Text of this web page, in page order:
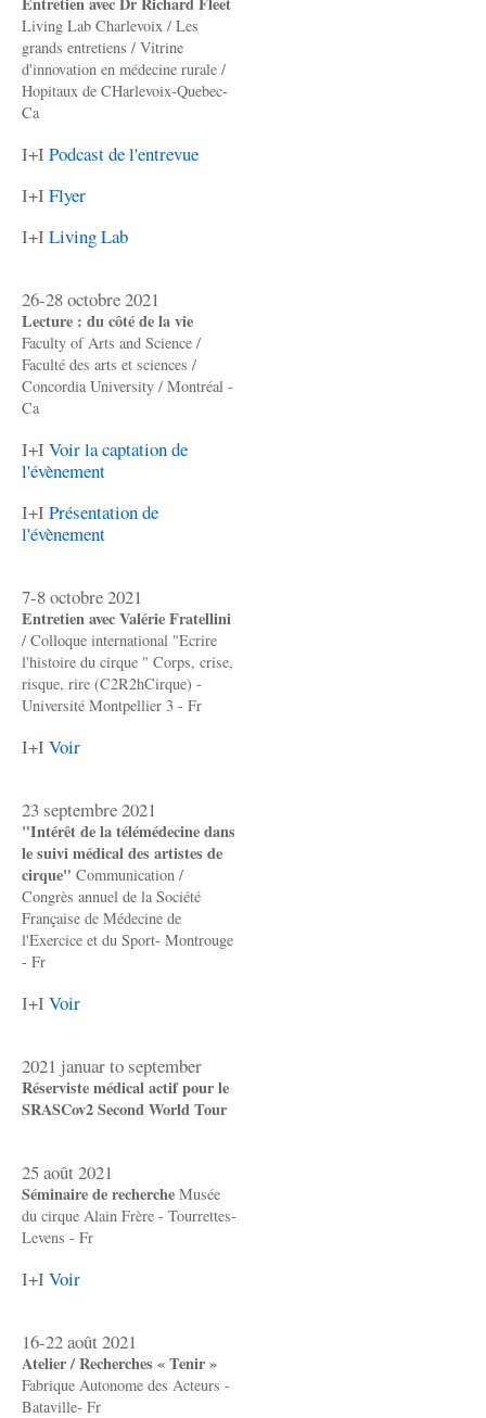
Living Lab Charlevoix / Les
grands entretiens / Vitrine
d'innovation en médecine rurale /
Hopitaux de CHarlevoix-Quebec-
Ca
I+I Podcast de l'entrevue
I+I Flyer
I+I Living Lab
26-28 octobre 2021
Lecture : du côté de la vie
Faculty of Arts and Science /
Faculté des arts et sciences /
Concordia University / Montréal -
Ca
I+I Voir la captation de
l'évènement
I+I Présentation de
l'évènement
7-8 octobre 2021
Entretien avec Valérie Fratellini
/ Colloque international "Ecrire
l'histoire du cirque " Corps, crise,
risque, rire (C2R2hCirque) -
Université Montpellier 3 - Fr
I+I Voir
23 septembre 2021
"Intérêt de la télémédecine dans
le suivi médical des artistes de
cirque" Communication /
Congrès annuel de la Société
Française de Médecine de
l'Exercice et du Sport- Montrouge
- Fr
I+I Voir
2021 januar to september
Réserviste médical actif pour le
SRASCov2 Second World Tour
25 août 2021
Séminaire de recherche Musée
du cirque Alain Frère - Tourrettes-
Levens - Fr
I+I Voir
16-22 août 2021
Atelier / Recherches « Tenir »
Fabrique Autonome des Acteurs -
Bataville- Fr